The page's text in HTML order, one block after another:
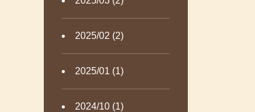
2025/02 (2)
2025/01 (1)
2024/10 (1)